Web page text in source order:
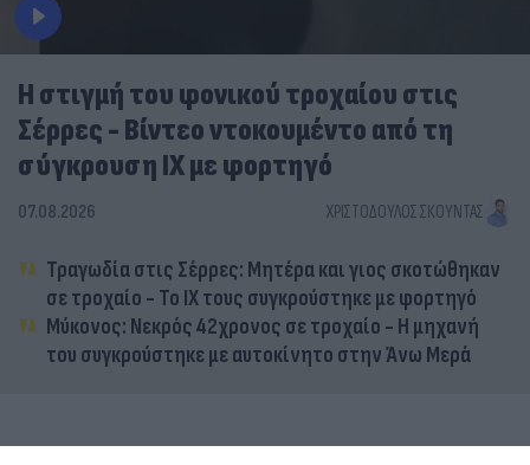
Η στιγμή του φονικού τροχαίου στις
Σέρρες - Βίντεο ντοκουμέντο από τη
σύγκρουση ΙΧ με φορτηγό
07.08.2026 ΧΡΙΣΤΌΔΟΥΛΟΣ ΣΚΟΎΝΤΑΣ
Τραγωδία στις Σέρρες: Μητέρα και γιος σκοτώθηκαν
σε τροχαίο - Το ΙΧ τους συγκρούστηκε με φορτηγό
Μύκονος: Νεκρός 42χρονος σε τροχαίο - Η μηχανή
του συγκρούστηκε με αυτοκίνητο στην Άνω Μερά